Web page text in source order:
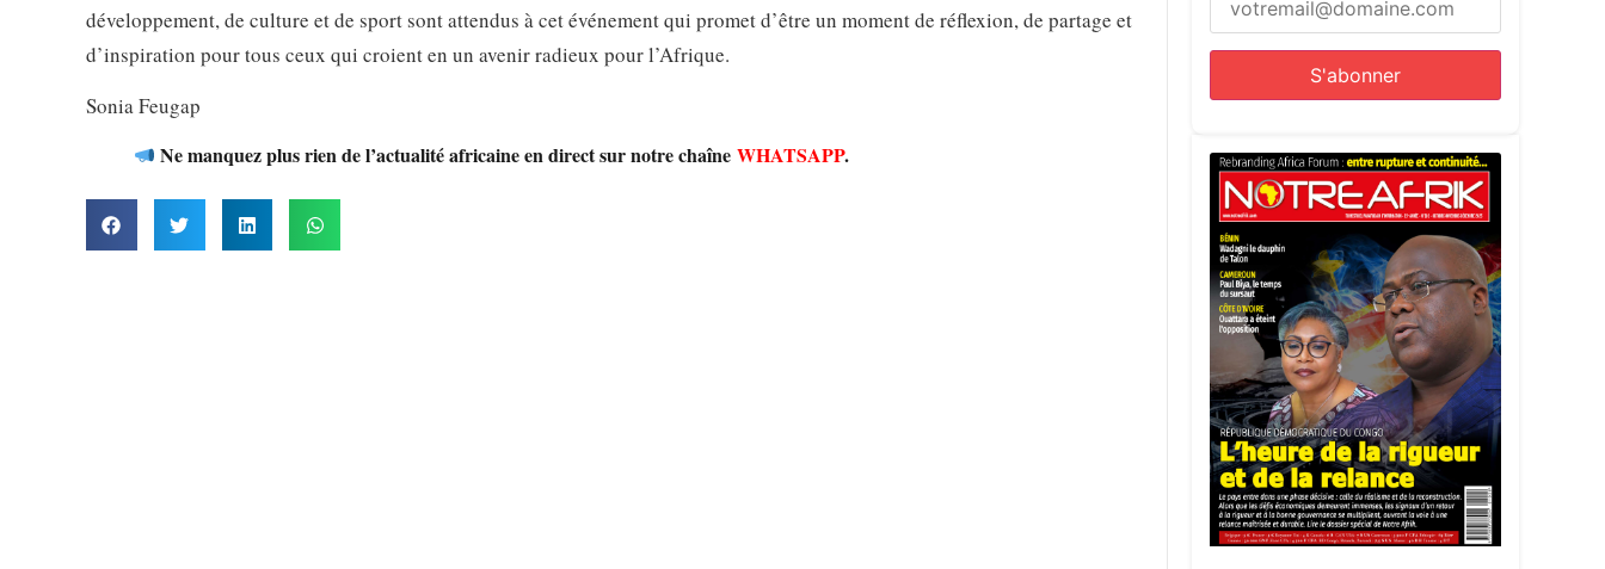
développement, de culture et de sport sont attendus à cet événement qui promet d’être un moment de réflexion, de partage et
d’inspiration pour tous ceux qui croient en un avenir radieux pour l’Afrique.
Sonia Feugap
Ne manquez plus rien de l’actualité africaine en direct sur notre chaîneWHATSAPP.